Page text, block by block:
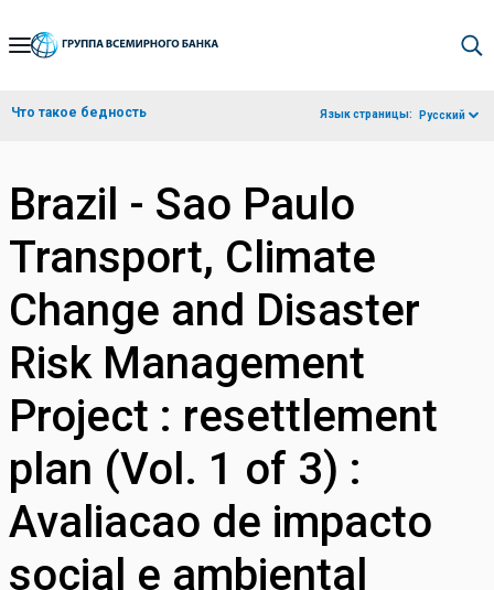
Skip
Navigation
Что такое бедность Язык страницы: Русский
Brazil - Sao Paulo
Transport, Climate
Change and Disaster
Risk Management
Project : resettlement
plan (Vol. 1 of 3) :
Avaliacao de impacto
social e ambiental